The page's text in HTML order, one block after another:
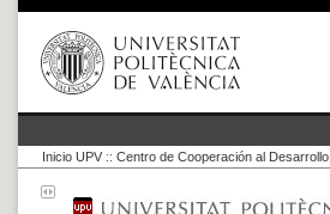
Inicio UPV :: Centro de Cooperación al Desarrollo